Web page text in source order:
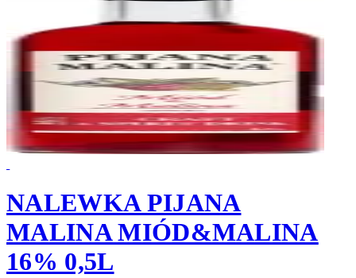
NALEWKA PIJANA
MALINA MIÓD&MALINA
16% 0,5L